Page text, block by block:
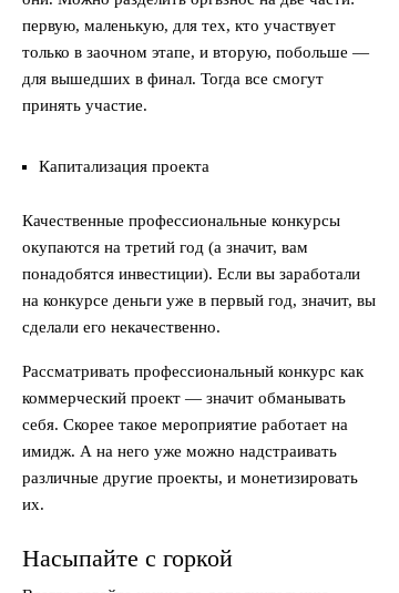
первую, маленькую, для тех, кто участвует
только в заочном этапе, и вторую, побольше —
для вышедших в финал. Тогда все смогут
принять участие.
Капитализация проекта
Качественные профессиональные конкурсы
окупаются на третий год (а значит, вам
понадобятся инвестиции). Если вы заработали
на конкурсе деньги уже в первый год, значит, вы
сделали его некачественно.
Рассматривать профессиональный конкурс как
коммерческий проект — значит обманывать
себя. Скорее такое мероприятие работает на
имидж. А на него уже можно надстраивать
различные другие проекты, и монетизировать
их.
Насыпайте с горкой